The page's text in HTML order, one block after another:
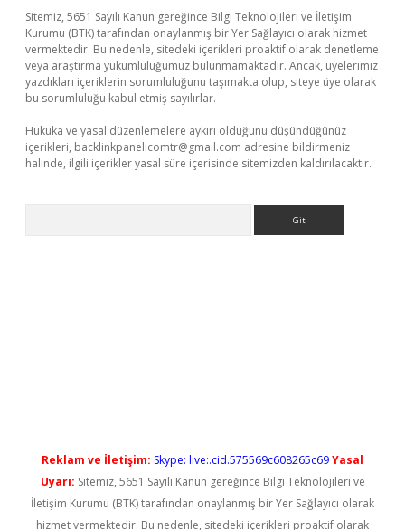
Sitemiz, 5651 Sayılı Kanun gereğince Bilgi Teknolojileri ve İletişim
Kurumu (BTK) tarafından onaylanmış bir Yer Sağlayıcı olarak hizmet
vermektedir. Bu nedenle, sitedeki içerikleri proaktif olarak denetleme
veya araştırma yükümlülüğümüz bulunmamaktadır. Ancak, üyelerimiz
yazdıkları içeriklerin sorumluluğunu taşımakta olup, siteye üye olarak
bu sorumluluğu kabul etmiş sayılırlar.
Hukuka ve yasal düzenlemelere aykırı olduğunu düşündüğünüz
içerikleri, backlinkpanelicomtr@gmail.com adresine bildirmeniz
halinde, ilgili içerikler yasal süre içerisinde sitemizden kaldırılacaktır.
Reklam ve İletişim: Skype: live:.cid.575569c608265c69Yasal
Uyarı: Sitemiz, 5651 Sayılı Kanun gereğince Bilgi Teknolojileri ve
İletişim Kurumu (BTK) tarafından onaylanmış bir Yer Sağlayıcı olarak
hizmet vermektedir. Bu nedenle, sitedeki içerikleri proaktif olarak